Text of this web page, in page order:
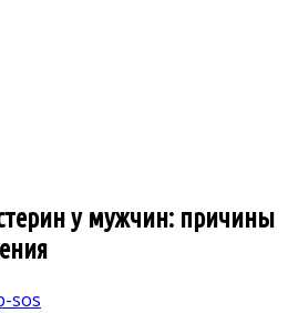
у мужчин: причины
sos